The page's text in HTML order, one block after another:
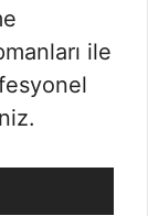
ile